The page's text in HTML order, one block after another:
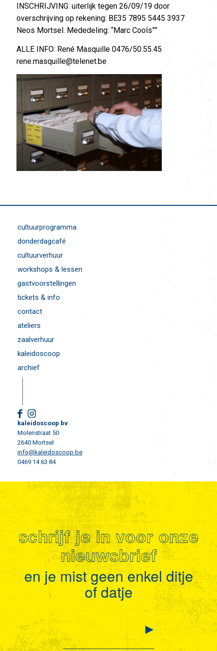
INSCHRIJVING: uiterlijk tegen 26/09/19 door
overschrijving op rekening: BE35 7895 5445 3937
Neos Mortsel. Mededeling: “Marc Cools””
ALLE INFO: René Masquille 0476/50.55.45
rene.masquille@telenet.be
cultuurprogramma
donderdagcafé
cultuurverhuur
workshops & lessen
gastvoorstellingen
tickets & info
contact
ateliers
zaalverhuur
kaleidoscoop
archief
kaleidoscoop bv
Molenstraat 50
2640 Mortsel
info@kaleidoscoop.be
0469 14 63 84
schrijf je in voor onze
nieuwsbrief
en je mist geen enkel ditje
of datje